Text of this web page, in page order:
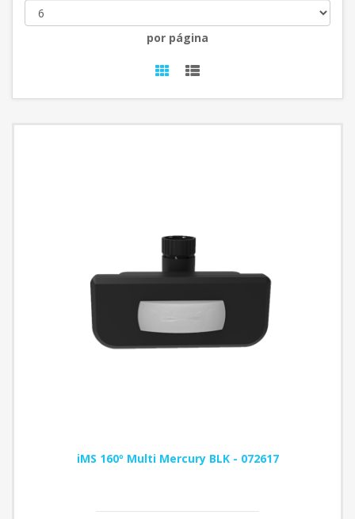
por página
iMS 160º Multi Mercury BLK - 072617